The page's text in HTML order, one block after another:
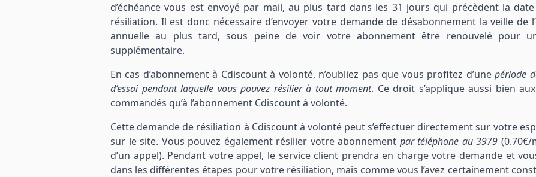
d’échéance vous est envoyé par mail, au plus tard dans les 31 jours qui précèdent la
résiliation. Il est donc nécessaire d’envoyer votre demande de désabonnement la veille de
annuelle au plus tard, sous peine de voir votre abonnement être renouvelé pour
supplémentaire.
En cas d’abonnement à Cdiscount à volonté, n’oubliez pas que vous profitez d’unepériode
d’essai pendant laquelle vous pouvez résilier à tout moment. Ce droit s’applique aussi bien
commandés qu’à l’abonnement Cdiscount à volonté.
Cette demande de résiliation à Cdiscount à volonté peut s’effectuer directement sur votre
sur le site. Vous pouvez également résilier votre abonnement par téléphone au 3979
d’un appel). Pendant votre appel, le service client prendra en charge votre demande et
dans les différentes étapes pour votre résiliation, mais comme vous l’avez certainement